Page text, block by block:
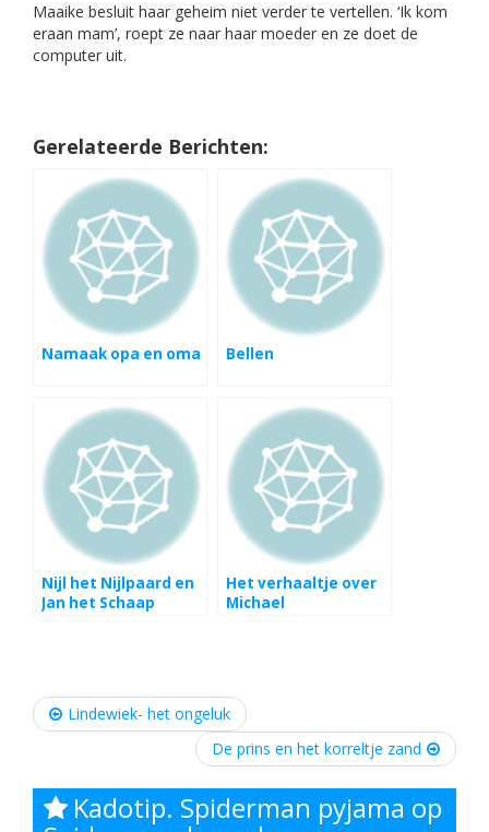
Maaike besluit haar geheim niet verder te vertellen. ‘Ik kom
eraan mam’, roept ze naar haar moeder en ze doet de
computer uit.
Gerelateerde Berichten:
Namaak opa en oma Bellen
Nijl het Nijlpaard en
Jan het Schaap
Het verhaaltje over
Michael
Post
navigation
Lindewiek- het ongeluk
De prins en het korreltje zand
Kadotip. Spiderman pyjama op